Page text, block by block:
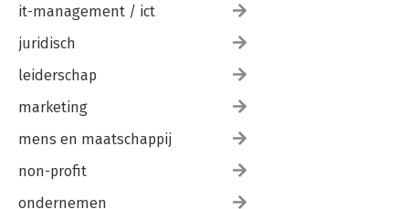
it-management / ict
juridisch
leiderschap
marketing
mens en maatschappij
non-profit
ondernemen